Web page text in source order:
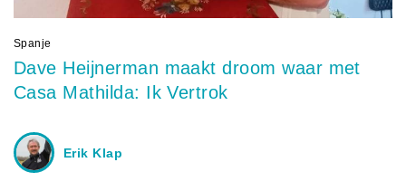
Spanje
Dave Heijnerman maakt droom waar met
Casa Mathilda: Ik Vertrok
Erik Klap